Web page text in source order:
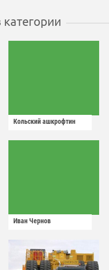
Кольский ашкрофтин
Иван Чернов